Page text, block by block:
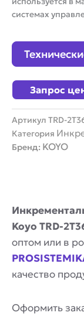
системах
Запрос
Артикул TRD-
Категория
Бренд: KOYO
Koyo TRD-
оптом или в
качество
Оформить